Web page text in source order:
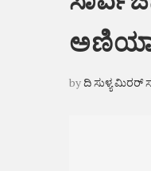
byದಿ ಸುಳ್ಯ ಮಿರರ್